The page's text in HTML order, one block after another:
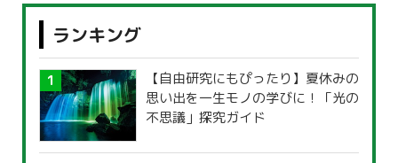
ランキング
【自由研究にもぴったり】夏休みの
思い出を一生モノの学びに！「光の
不思議」探究ガイド